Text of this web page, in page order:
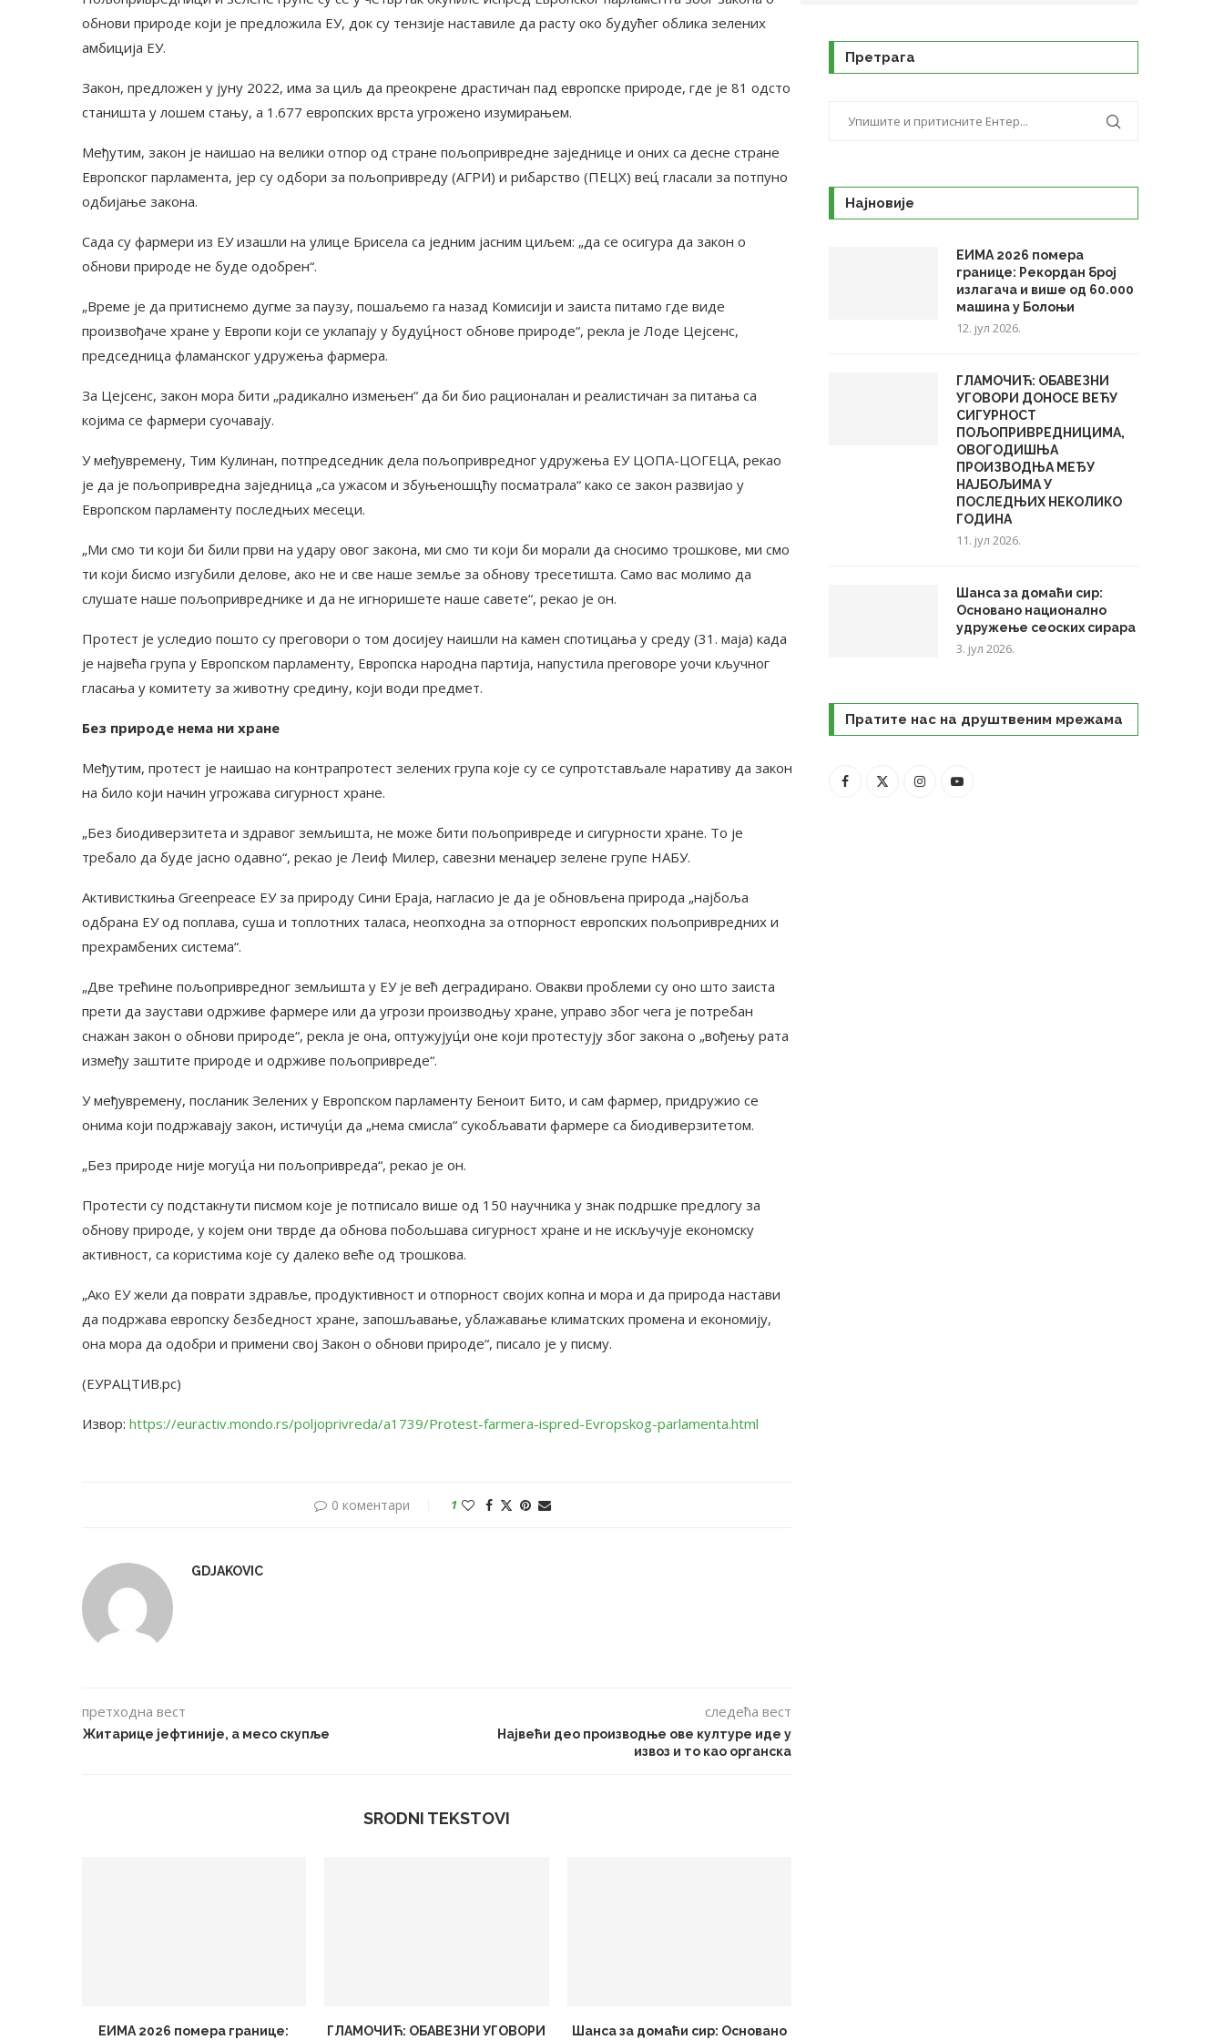
обнови природе који је предложила ЕУ, док су тензије наставиле да расту око будућег облика зелених
амбиција ЕУ.
Закон, предложен у јуну 2022, има за циљ да преокрене драстичан пад европске природе, где је 81 одсто
станишта у лошем стању, а 1.677 европских врста угрожено изумирањем.
Међутим, закон је наишао на велики отпор од стране пољопривредне заједнице и оних са десне стране
Европског парламента, јер су одбори за пољопривреду (АГРИ) и рибарство (ПЕЦХ) вец́ гласали за потпуно
одбијање закона.
Сада су фармери из ЕУ изашли на улице Брисела са једним јасним циљем: „да се осигура да закон о
обнови природе не буде одобрен“.
„Време је да притиснемо дугме за паузу, пошаљемо га назад Комисији и заиста питамо где виде
произвођаче хране у Европи који се уклапају у будуц́ност обнове природе“, рекла је Лоде Цејсенс,
председница фламанског удружења фармера.
За Цејсенс, закон мора бити „радикално измењен“ да би био рационалан и реалистичан за питања са
којима се фармери суочавају.
У међувремену, Тим Кулинан, потпредседник дела пољопривредног удружења ЕУ ЦОПА-ЦОГЕЦА, рекао
је да је пољопривредна заједница „са ужасом и збуњеношцћу посматрала“ како се закон развијао у
Европском парламенту последњих месеци.
„Ми смо ти који би били први на удару овог закона, ми смо ти који би морали да сносимо трошкове, ми смо
ти који бисмо изгубили делове, ако не и све наше земље за обнову тресетишта. Само вас молимо да
слушате наше пољопривреднике и да не игноришете наше савете“, рекао је он.
Протест је уследио пошто су преговори о том досијеу наишли на камен спотицања у среду (31. маја) када
је највећа група у Европском парламенту, Европска народна партија, напустила преговоре уочи кључног
гласања у комитету за животну средину, који води предмет.
Без природе нема ни хране
Међутим, протест је наишао на контрапротест зелених група које су се супротстављале наративу да закон
на било који начин угрожава сигурност хране.
„Без биодиверзитета и здравог земљишта, не може бити пољопривреде и сигурности хране. То је
требало да буде јасно одавно“, рекао је Леиф Милер, савезни менаџер зелене групе НАБУ.
Активисткиња Greenpeace ЕУ за природу Сини Ераја, нагласио је да је обновљена природа „најбоља
одбрана ЕУ од поплава, суша и топлотних таласа, неопходна за отпорност европских пољопривредних и
прехрамбених система“.
„Две трећине пољопривредног земљишта у ЕУ је већ деградирано. Овакви проблеми су оно што заиста
прети да заустави одрживе фармере или да угрози производњу хране, управо због чега је потребан
снажан закон о обнови природе“, рекла је она, оптужујуц́и оне који протестују због закона о „вођењу рата
између заштите природе и одрживе пољопривреде“.
У међувремену, посланик Зелених у Европском парламенту Беноит Бито, и сам фармер, придружио се
онима који подржавају закон, истичуц́и да „нема смисла“ сукобљавати фармере са биодиверзитетом.
„Без природе није могуц́а ни пољопривреда“, рекао је он.
Протести су подстакнути писмом које је потписало више од 150 научника у знак подршке предлогу за
обнову природе, у којем они тврде да обнова побољшава сигурност хране и не искључује економску
активност, са користима које су далеко веће од трошкова.
„Ако ЕУ жели да поврати здравље, продуктивност и отпорност својих копна и мора и да природа настави
да подржава европску безбедност хране, запошљавање, ублажавање климатских промена и економију,
она мора да одобри и примени свој Закон о обнови природе“, писало је у писму.
(ЕУРАЦТИВ.рс)
Извор: https://euractiv.mondo.rs/poljoprivreda/a1739/Protest-farmera-ispred-Evropskog-parlamenta.html
0 коментари 1
GDJAKOVIC
претходна вест
Житарице јефтиније, а месо скупље
следећа вест
Највећи део производње ове културе иде у
извоз и то као органска
SRODNI TEKSTOVI
ЕИМА 2026 помера границе: ГЛАМОЧИЋ: ОБАВЕЗНИ УГОВОРИ Шанса за домаћи сир: Основано
Претрага
Најновије
ЕИМА 2026 помера
границе: Рекордан број
излагача и више од 60.000
машина у Болоњи
12. јул 2026.
ГЛАМОЧИЋ: ОБАВЕЗНИ
УГОВОРИ ДОНОСЕ ВЕЋУ
СИГУРНОСТ
ПОЉОПРИВРЕДНИЦИМА,
ОВОГОДИШЊА
ПРОИЗВОДЊА МЕЂУ
НАЈБОЉИМА У
ПОСЛЕДЊИХ НЕКОЛИКО
ГОДИНА
11. јул 2026.
Шанса за домаћи сир:
Основано национално
удружење сеоских сирара
3. јул 2026.
Пратите нас на друштвеним мрежама